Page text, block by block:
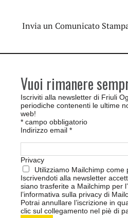
Invia un Comunicato
Vuoi rimanere
Iscriviti alla newsletter di Friuli
periodiche contenenti le ultime
web!
* campo obbligatorio
Indirizzo email *
Privacy
Utilizziamo Mailchimp
Iscrivendoti alla newsletter
siano trasferite a Mailchimp per
l’informativa sulla privacy di
Potrai annullare l’iscrizione in
clic sul collegamento nel piè di